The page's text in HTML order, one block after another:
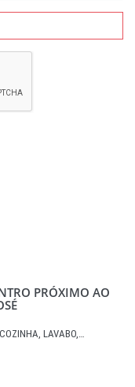
PRÓXIMO AO
LAVABO,…